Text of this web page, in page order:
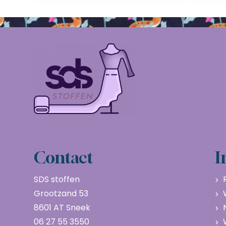
Contact
SDS stoffen
Grootzand 53
8601 AT Sneek
06 27 55 3550